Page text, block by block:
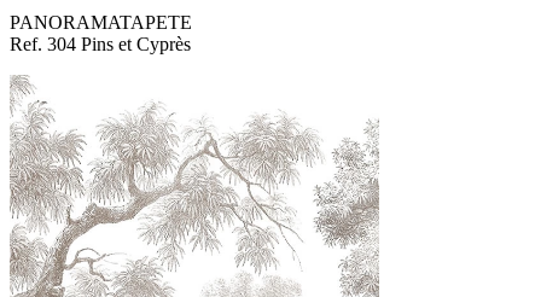
PANORAMATAPETE
Ref. 304 Pins et Cyprès